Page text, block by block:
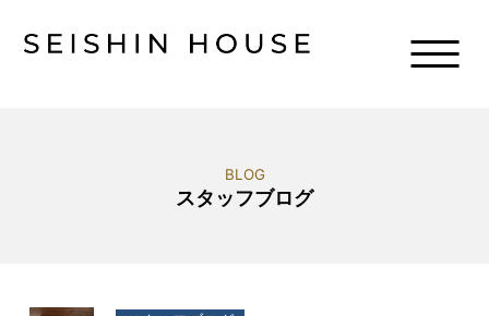
BLOG
スタッフブログ